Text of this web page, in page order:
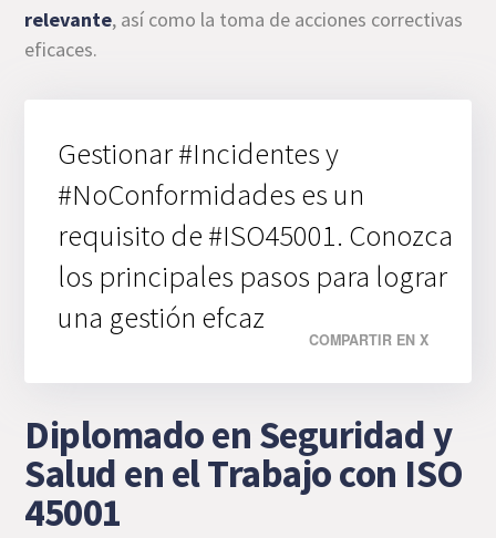
relevante, así como la toma de acciones correctivas
eficaces.
Gestionar #Incidentes y
#NoConformidades es un
requisito de #ISO45001. Conozca
los principales pasos para lograr
una gestión efcaz
COMPARTIR EN X
Diplomado en Seguridad y
Salud en el Trabajo con ISO
45001